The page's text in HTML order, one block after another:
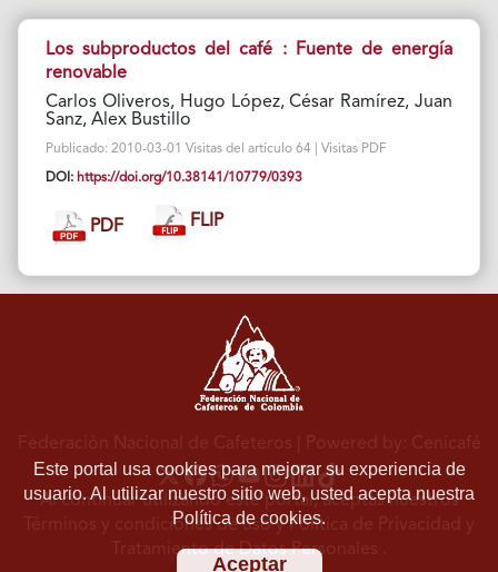
Los subproductos del café : Fuente de energía
renovable
Carlos Oliveros, Hugo López, César Ramírez, Juan
Sanz, Alex Bustillo
Publicado: 2010-03-01 Visitas del artículo 64 | Visitas PDF
DOI: https://doi.org/10.38141/10779/0393
PDF FLIP
Este portal usa cookies para mejorar su experiencia de
usuario. Al utilizar nuestro sitio web, usted acepta nuestra
Política de cookies.
Aceptar
Federación Nacional de Cafeteros | Powered by: Cenicafé
Al continuar utilizando este portal, aceptas nuestros
Términos y condiciones de usoyPolítica de Privacidad y
Tratamiento de Datos Personales